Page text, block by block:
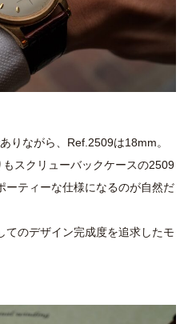
りながら、Ref.2509は18mm。
スクリューバックケースの2509
ーティーな仕様になるのが自然だ
てのデザイン完成度を追求したモ